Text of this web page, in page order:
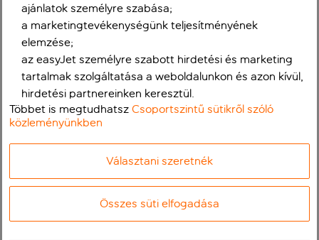
ajánlatok személyre szabása;
a marketingtevékenységünk teljesítményének
elemzése;
az easyJet személyre szabott hirdetési és marketing
tartalmak szolgáltatása a weboldalunkon és azon kívül,
hirdetési partnereinken keresztül.
Többet is megtudhatszCsoportszintű sütikről szóló
közleményünkben
Választani szeretnék
Összes süti elfogadása